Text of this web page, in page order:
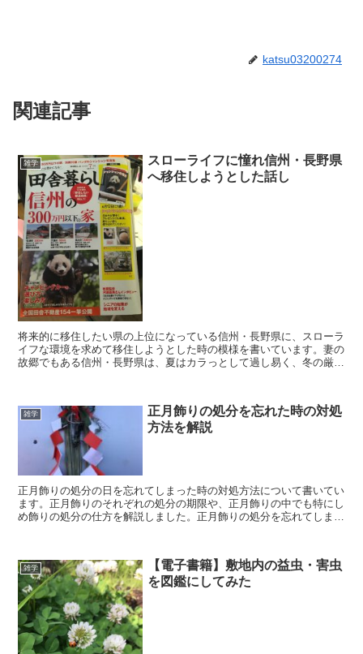
katsu03200274
関連記事
雑学
スローライフに憧れ信州・長野県
へ移住しようとした話し
将来的に移住したい県の上位になっている信州・長野県に、スローラ
イフな環境を求めて移住しようとした時の模様を書いています。妻の
故郷でもある信州・長野県は、夏はカラっとして過し易く、冬の厳し
雑学
正月飾りの処分を忘れた時の対処
方法を解説
正月飾りの処分の日を忘れてしまった時の対処方法について書いてい
ます。正月飾りのそれぞれの処分の期限や、正月飾りの中でも特にし
め飾りの処分の仕方を解説しました。正月飾りの処分を忘れてしま
雑学
【電子書籍】敷地内の益虫・害虫
を図鑑にしてみた